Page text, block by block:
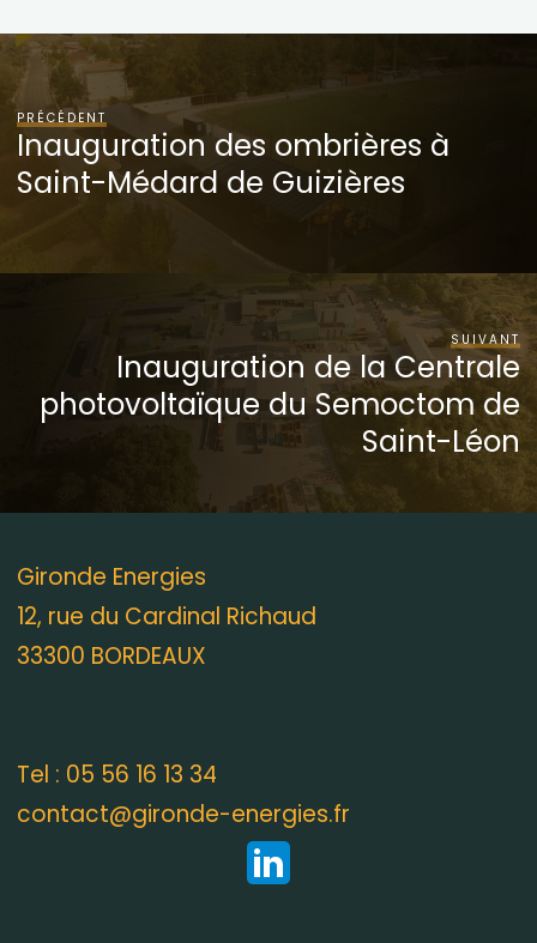
PRÉCÉDENT
Inauguration des ombrières à
Saint-Médard de Guizières
SUIVANT
Inauguration de la Centrale
photovoltaïque du Semoctom de
Saint-Léon
Gironde Energies
12, rue du Cardinal Richaud
33300 BORDEAUX
Tel : 05 56 16 13 34
contact@gironde-energies.fr